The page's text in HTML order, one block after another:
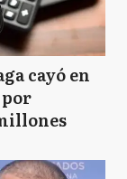
cayó en
por